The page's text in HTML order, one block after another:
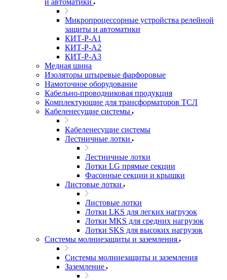
и автоматики
Микропроцессорные устройства релейной
защиты и автоматики
КИТ-Р-А1
КИТ-Р-А2
КИТ-Р-А3
Медная шина
Изоляторы штыревые фарфоровые
Намоточное оборудование
Кабельно-проводниковая продукция
Комплектующие для трансформаторов ТСЛ
Кабеленесущие системы
Кабеленесущие системы
Лестничные лотки
Лестничные лотки
Лотки LG прямые секции
Фасонные секции и крышки
Листовые лотки
Листовые лотки
Лотки LKS для легких нагрузок
Лотки MKS для средних нагрузок
Лотки SKS для высоких нагрузок
Системы молниезащиты и заземления
Системы молниезащиты и заземления
Заземление